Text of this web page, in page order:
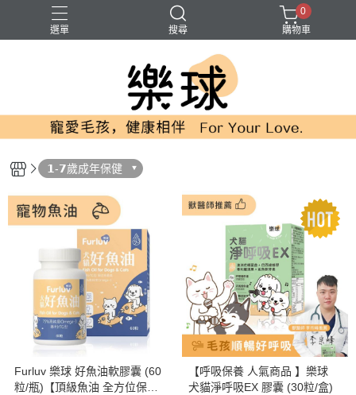
選單 搜尋
皮膚保健 護眼
0
購物車
𝟭-𝟳歲成年保健
Furluv 樂球 好魚油軟膠囊 (60
粒/瓶)【頂級魚油 全方位保
【呼吸保養 人氣商品 】樂球
犬貓淨呼吸EX 膠囊 (30粒/盒)